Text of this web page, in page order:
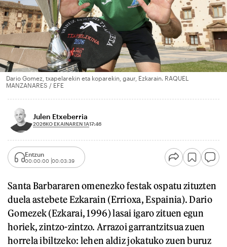
Dario Gomez, txapelarekin eta koparekin, gaur, Ezkarain. RAQUEL
MANZANARES / EFE
Julen Etxeberria
2026KO EKAINAREN 1A17:46
Entzun
00:00:00 00:03:39
Santa Barbararen omenezko festak ospatu zituzten
duela astebete Ezkarain (Errioxa, Espainia). Dario
Gomezek (Ezkarai, 1996) lasai igaro zituen egun
horiek, zintzo-zintzo. Arrazoi garrantzitsua zuen
horrela ibiltzeko: lehen aldiz jokatuko zuen buruz